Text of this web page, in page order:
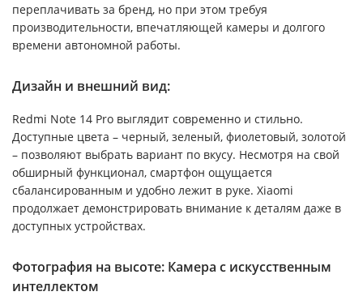
переплачивать за бренд, но при этом требуя
производительности, впечатляющей камеры и долгого
времени автономной работы.
Дизайн и внешний вид:
Redmi Note 14 Pro выглядит современно и стильно.
Доступные цвета – черный, зеленый, фиолетовый, золотой
– позволяют выбрать вариант по вкусу. Несмотря на свой
обширный функционал, смартфон ощущается
сбалансированным и удобно лежит в руке. Xiaomi
продолжает демонстрировать внимание к деталям даже в
доступных устройствах.
Фотография на высоте: Камера с искусственным
интеллектом